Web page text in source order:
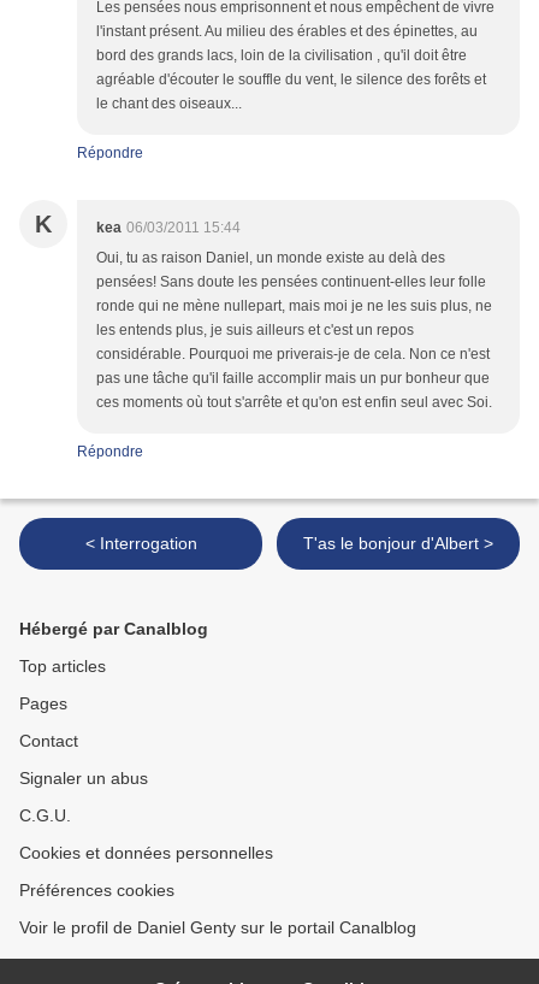
Les pensées nous emprisonnent et nous empêchent de vivre
l'instant présent. Au milieu des érables et des épinettes, au
bord des grands lacs, loin de la civilisation , qu'il doit être
agréable d'écouter le souffle du vent, le silence des forêts et
le chant des oiseaux...
Répondre
K kea 06/03/2011 15:44
Oui, tu as raison Daniel, un monde existe au delà des
pensées! Sans doute les pensées continuent-elles leur folle
ronde qui ne mène nullepart, mais moi je ne les suis plus, ne
les entends plus, je suis ailleurs et c'est un repos
considérable. Pourquoi me priverais-je de cela. Non ce n'est
pas une tâche qu'il faille accomplir mais un pur bonheur que
ces moments où tout s'arrête et qu'on est enfin seul avec Soi.
Répondre
< Interrogation T'as le bonjour d'Albert >
Hébergé par Canalblog
Top articles
Pages
Contact
Signaler un abus
C.G.U.
Cookies et données personnelles
Préférences cookies
Voir le profil de Daniel Genty sur le portail Canalblog